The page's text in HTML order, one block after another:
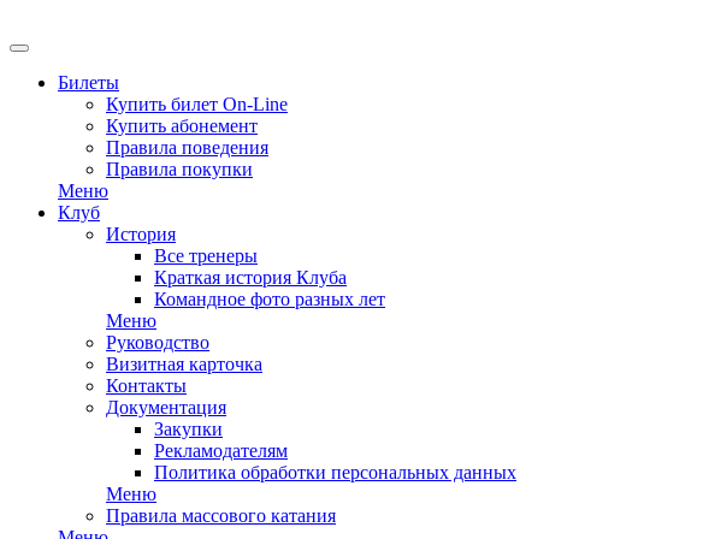
Билеты
Купить билет On-Line
Купить абонемент
Правила поведения
Правила покупки
Меню
Клуб
История
Все тренеры
Краткая история Клуба
Командное фото разных лет
Меню
Руководство
Визитная карточка
Контакты
Документация
Закупки
Рекламодателям
Политика обработки персональных данных
Меню
Правила массового катания